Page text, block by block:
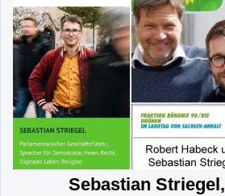
Sebastian Striegel,